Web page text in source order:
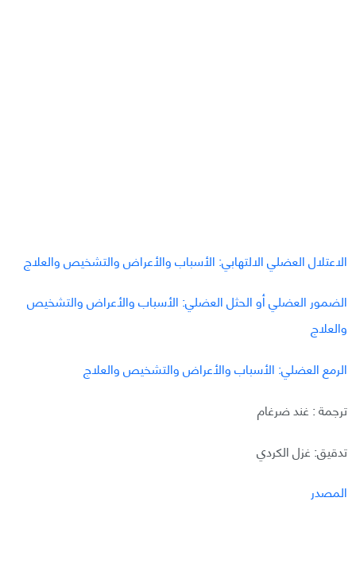
الاعتلال العضلي الالتهابي: الأسباب والأعراض والتشخيص والعلاج
الضمور العضلي أو الحثل العضلي: الأسباب والأعراض والتشخيص
والعلاج
الرمع العضلي: الأسباب والأعراض والتشخيص والعلاج
ترجمة : غند ضرغام
تدقيق: غزل الكردي
المصدر